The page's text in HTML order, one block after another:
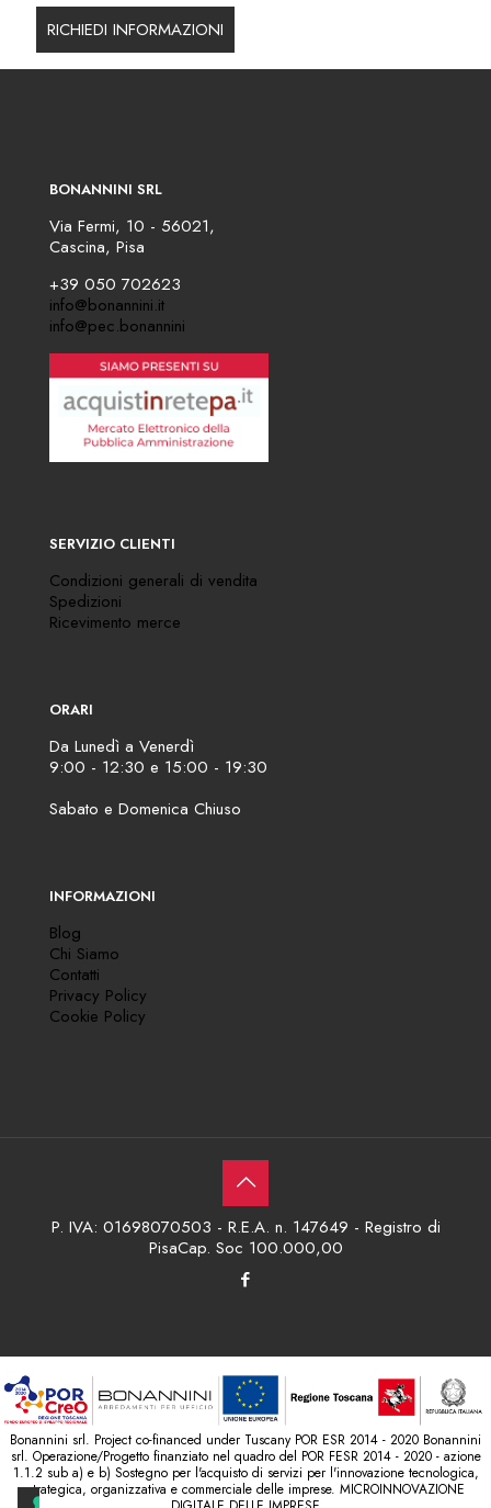
BONANNINI SRL
Via Fermi, 10 - 56021,
Cascina, Pisa
+39 050 702623
info@bonannini.it
info@pec.bonannini
SERVIZIO CLIENTI
Condizioni generali di vendita
Spedizioni
Ricevimento merce
ORARI
Da Lunedì a Venerdì
9:00 - 12:30 e 15:00 - 19:30
Sabato e Domenica Chiuso
INFORMAZIONI
Blog
Chi Siamo
Contatti
Privacy Policy
Cookie Policy
P. IVA: 01698070503 - R.E.A. n. 147649 - Registro di
PisaCap. Soc 100.000,00
Bonannini srl. Project co-financed under Tuscany POR ESR 2014 - 2020 Bonannini
srl. Operazione/Progetto finanziato nel quadro del POR FESR 2014 - 2020 - azione
1.1.2 sub a) e b) Sostegno per l'acquisto di servizi per l'innovazione tecnologica,
strategica, organizzativa e commerciale delle imprese. MICROINNOVAZIONE